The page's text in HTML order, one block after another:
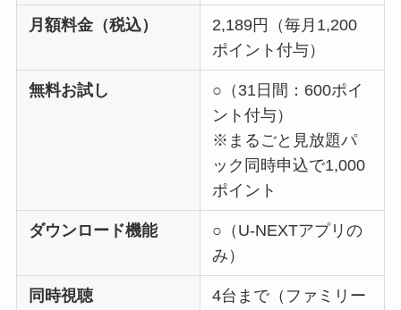
月額料金（税込）
2,189円（毎月1,200
ポイント付与）
無料お試し
○（31日間：600ポイ
ント付与）
※まるごと見放題パ
ック同時申込で1,000
ポイント
ダウンロード機能
○（U-NEXTアプリの
み）
同時視聴
4台まで（ファミリー